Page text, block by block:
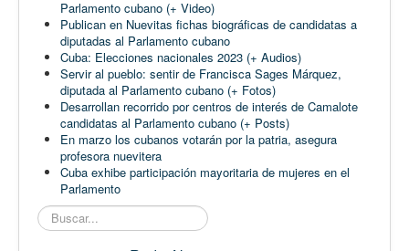
Parlamento cubano (+ Video)
Publican en Nuevitas fichas biográficas de candidatas a
diputadas al Parlamento cubano
Cuba: Elecciones nacionales 2023 (+ Audios)
Servir al pueblo: sentir de Francisca Sages Márquez,
diputada al Parlamento cubano (+ Fotos)
Desarrollan recorrido por centros de interés de Camalote
candidatas al Parlamento cubano (+ Posts)
En marzo los cubanos votarán por la patria, asegura
profesora nuevitera
Cuba exhibe participación mayoritaria de mujeres en el
Parlamento
Buscar...